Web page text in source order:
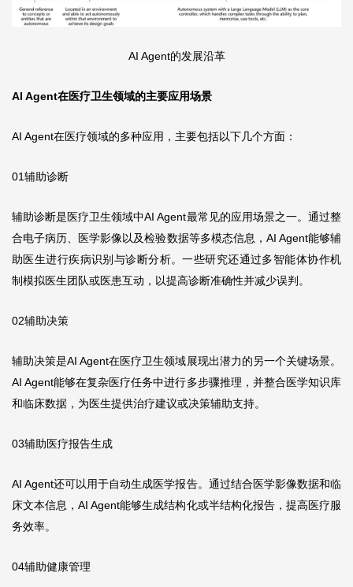
AI Agent的发展沿革
AI Agent在医疗卫生领域的主要应用场景
AI Agent在医疗领域的多种应用，主要包括以下几个方面：
01辅助诊断
辅助诊断是医疗卫生领域中AI Agent最常见的应用场景之一。通过整
合电子病历、医学影像以及检验数据等多模态信息，AI Agent能够辅
助医生进行疾病识别与诊断分析。一些研究还通过多智能体协作机
制模拟医生团队或医患互动，以提高诊断准确性并减少误判。
02辅助决策
辅助决策是AI Agent在医疗卫生领域展现出潜力的另一个关键场景。
AI Agent能够在复杂医疗任务中进行多步骤推理，并整合医学知识库
和临床数据，为医生提供治疗建议或决策辅助支持。
03辅助医疗报告生成
AI Agent还可以用于自动生成医学报告。通过结合医学影像数据和临
床文本信息，AI Agent能够生成结构化或半结构化报告，提高医疗服
务效率。
04辅助健康管理